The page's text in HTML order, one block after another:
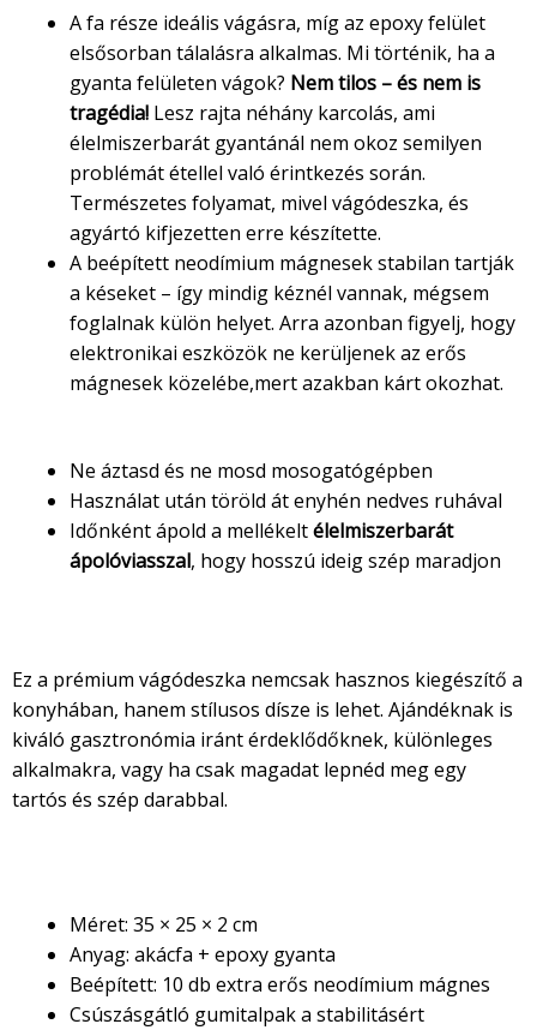
A fa része ideális vágásra, míg az epoxy felület
elsősorban tálalásra alkalmas. Mi történik, ha a
gyanta felületen vágok? Nem tilos – és nem is
tragédia! Lesz rajta néhány karcolás, ami
élelmiszerbarát gyantánál nem okoz semilyen
problémát étellel való érintkezés során.
Természetes folyamat, mivel vágódeszka, és
agyártó kifjezetten erre készítette.
A beépített neodímium mágnesek stabilan tartják
a késeket – így mindig kéznél vannak, mégsem
foglalnak külön helyet. Arra azonban figyelj, hogy
elektronikai eszközök ne kerüljenek az erős
mágnesek közelébe,mert azakban kárt okozhat.
Ne áztasd és ne mosd mosogatógépben
Használat után töröld át enyhén nedves ruhával
Időnként ápold a mellékeltélelmiszerbarát
ápolóviasszal, hogy hosszú ideig szép maradjon
Ez a prémium vágódeszka nemcsak hasznos kiegészítő a
konyhában, hanem stílusos dísze is lehet. Ajándéknak is
kiváló gasztronómia iránt érdeklődőknek, különleges
alkalmakra, vagy ha csak magadat lepnéd meg egy
tartós és szép darabbal.
Méret: 35 × 25 × 2 cm
Anyag: akácfa + epoxy gyanta
Beépített: 10 db extra erős neodímium mágnes
Csúszásgátló gumitalpak a stabilitásért